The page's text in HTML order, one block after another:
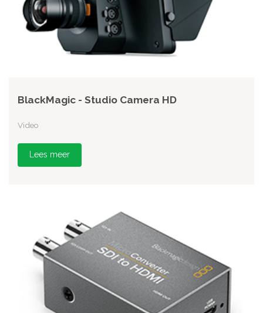
BlackMagic - Studio Camera HD
Video
Lees meer